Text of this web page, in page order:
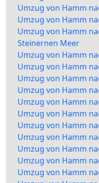
Umzug von Hamm
Umzug von Hamm
Umzug von Hamm
Steinernen Meer
Umzug von Hamm
Umzug von Hamm
Umzug von Hamm
Umzug von Hamm
Umzug von Hamm
Umzug von Hamm
Umzug von Hamm
Umzug von Hamm
Umzug von Hamm
Umzug von Hamm
Umzug von Hamm